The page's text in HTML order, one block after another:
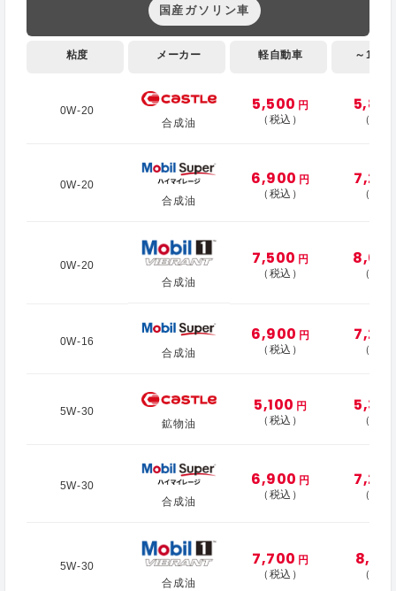
国産ガソリン車
粘度 メーカー 軽自動車 ～
0W-20
合成油
5,500 円
（税込）
（税
0W-20
合成油
6,900 円
（税込）
（税
0W-20
合成油
7,500 円
（税込）
（税
0W-16
合成油
6,900 円
（税込）
（税
5W-30
鉱物油
5,100 円
（税込）
（税
5W-30
合成油
6,900 円
（税込）
（税
5W-30
合成油
7,700 円
（税込）
8,100
（税